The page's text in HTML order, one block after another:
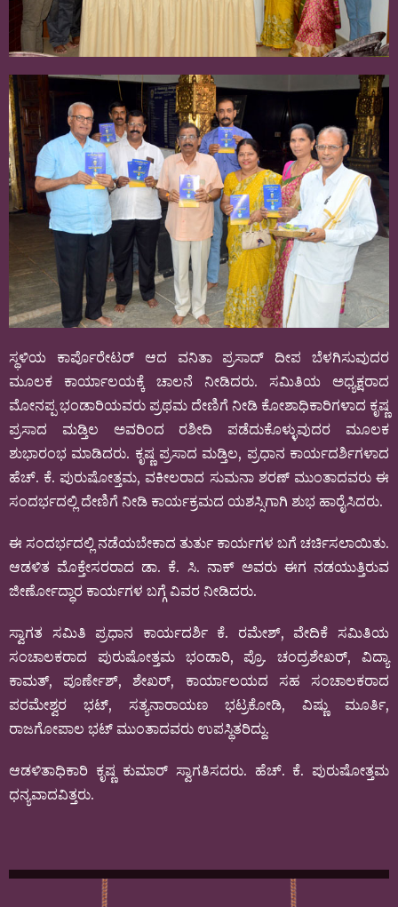
ಸ್ಥಳಿಯ ಕಾರ್ಪೊರೇಟರ್ ಆದ ವನಿತಾ ಪ್ರಸಾದ್ ದೀಪ ಬೆಳಗಿಸುವುದರ
ಮೂಲಕ ಕಾರ್ಯಾಲಯಕ್ಕೆ ಚಾಲನೆ ನೀಡಿದರು. ಸಮಿತಿಯ ಅಧ್ಯಕ್ಷರಾದ
ಮೋನಪ್ಪ ಭಂಡಾರಿಯವರು ಪ್ರಥಮ ದೇಣಿಗೆ ನೀಡಿ ಕೋಶಾಧಿಕಾರಿಗಳಾದ ಕೃಷ್ಣ
ಪ್ರಸಾದ ಮಡ್ತಿಲ ಅವರಿಂದ ರಶೀದಿ ಪಡೆದುಕೊಳ್ಳುವುದರ ಮೂಲಕ
ಶುಭಾರಂಭ ಮಾಡಿದರು. ಕೃಷ್ಣ ಪ್ರಸಾದ ಮಡ್ತಿಲ, ಪ್ರಧಾನ ಕಾರ್ಯದರ್ಶಿಗಳಾದ
ಹೆಚ್. ಕೆ. ಪುರುಷೋತ್ತಮ, ವಕೀಲರಾದ ಸುಮನಾ ಶರಣ್ ಮುಂತಾದವರು ಈ
ಸಂದರ್ಭದಲ್ಲಿ ದೇಣಿಗೆ ನೀಡಿ ಕಾರ್ಯಕ್ರಮದ ಯಶಸ್ಸಿಗಾಗಿ ಶುಭ ಹಾರೈಸಿದರು.
ಈ ಸಂದರ್ಭದಲ್ಲಿ ನಡೆಯಬೇಕಾದ ತುರ್ತು ಕಾರ್ಯಗಳ ಬಗೆ ಚರ್ಚಿಸಲಾಯಿತು.
ಆಡಳಿತ ಮೊಕ್ತೇಸರರಾದ ಡಾ. ಕೆ. ಸಿ. ನಾಕ್ ಅವರು ಈಗ ನಡಯುತ್ತಿರುವ
ಜೀರ್ಣೋದ್ಧಾರ ಕಾರ್ಯಗಳ ಬಗ್ಗೆ ವಿವರ ನೀಡಿದರು.
ಸ್ವಾಗತ ಸಮಿತಿ ಪ್ರಧಾನ ಕಾರ್ಯದರ್ಶಿ ಕೆ. ರಮೇಶ್, ವೇದಿಕೆ ಸಮಿತಿಯ
ಸಂಚಾಲಕರಾದ ಪುರುಷೋತ್ತಮ ಭಂಡಾರಿ, ಪ್ರೊ. ಚಂದ್ರಶೇಖರ್, ವಿದ್ಯಾ
ಕಾಮತ್, ಪೂರ್ಣೇಶ್, ಶೇಖರ್, ಕಾರ್ಯಾಲಯದ ಸಹ ಸಂಚಾಲಕರಾದ
ಪರಮೇಶ್ವರ ಭಟ್, ಸತ್ಯನಾರಾಯಣ ಭಟ್ರಕೋಡಿ, ವಿಷ್ಣು ಮೂರ್ತಿ,
ರಾಜಗೋಪಾಲ ಭಟ್ ಮುಂತಾದವರು ಉಪಸ್ಥಿತರಿದ್ದು.
ಆಡಳಿತಾಧಿಕಾರಿ ಕೃಷ್ಣ ಕುಮಾರ್ ಸ್ವಾಗತಿಸದರು. ಹೆಚ್. ಕೆ. ಪುರುಷೋತ್ತಮ
ಧನ್ಯವಾದವಿತ್ತರು.